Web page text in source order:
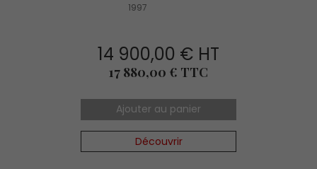
1997
14 900,00 € HT
Prix
17 880,00 € TTC
Ajouter au panier
Découvrir